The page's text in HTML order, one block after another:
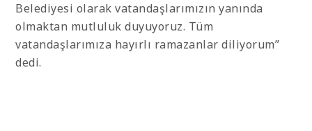
Belediyesi olarak vatandaşlarımızın yanında
olmaktan mutluluk duyuyoruz. Tüm
vatandaşlarımıza hayırlı ramazanlar diliyorum”
dedi.